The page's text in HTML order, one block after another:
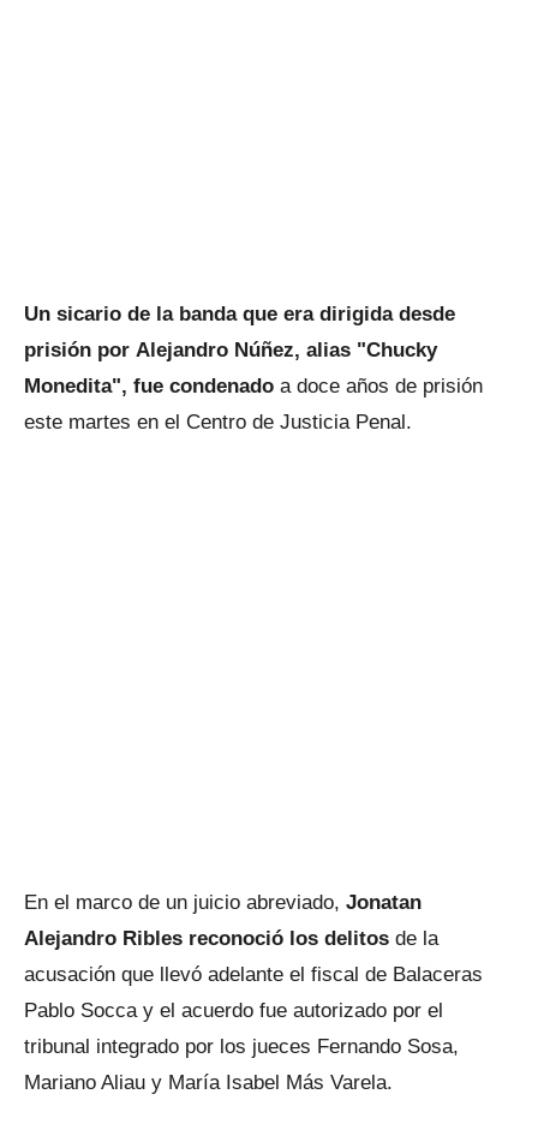
Un sicario de la banda que era dirigida desde
prisión por Alejandro Núñez, alias "Chucky
Monedita", fue condenado a doce años de prisión
este martes en el Centro de Justicia Penal.
En el marco de un juicio abreviado, Jonatan
Alejandro Ribles reconoció los delitos de la
acusación que llevó adelante el fiscal de Balaceras
Pablo Socca y el acuerdo fue autorizado por el
tribunal integrado por los jueces Fernando Sosa,
Mariano Aliau y María Isabel Más Varela.